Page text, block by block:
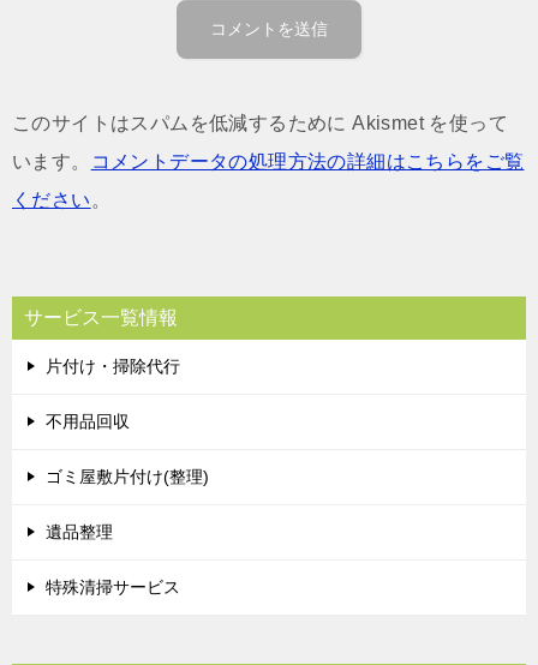
このサイトはスパムを低減するために Akismet を使って
います。
コメントデータの処理方法の詳細はこちらをご覧
ください 。
サービス一覧情報
片付け・掃除代行
不用品回収
ゴミ屋敷片付け(整理)
遺品整理
特殊清掃サービス